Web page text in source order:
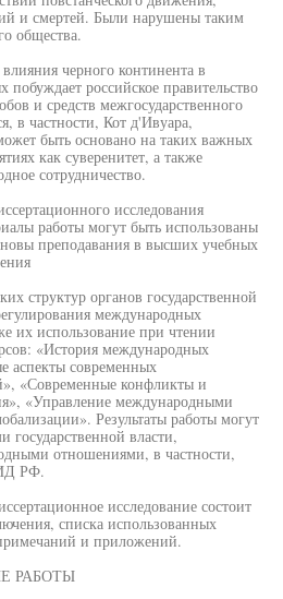
и смертей. Были нарушены таким
общества.
черного континента в
российское правительство
и средств межгосударственного
в частности, Кот д'Ивуара,
быть основано на таких важных
как суверенитет, а также
сотрудничество.
исследования
работы могут быть использованы
преподавания в высших учебных
структур органов государственной
международных
их использование при чтении
«История международных
аспекты современных
«Современные конфликты и
«Управление международными
Результаты работы могут
государственной власти,
отношениями, в частности,
РФ.
исследование состоит
списка использованных
и приложений.
РАБОТЫ